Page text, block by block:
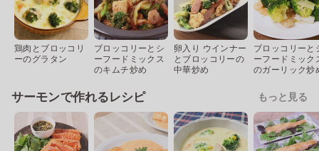
鶏肉とブロッコリ
ーのグラタン
ブロッコリーとシ
ーフードミックス
のキムチ炒め
卵入り ウインナー
とブロッコリーの
中華炒め
ブロッコリーと
ーフードミック
のガーリック炒
サーモンで作れるレシピ もっと見る